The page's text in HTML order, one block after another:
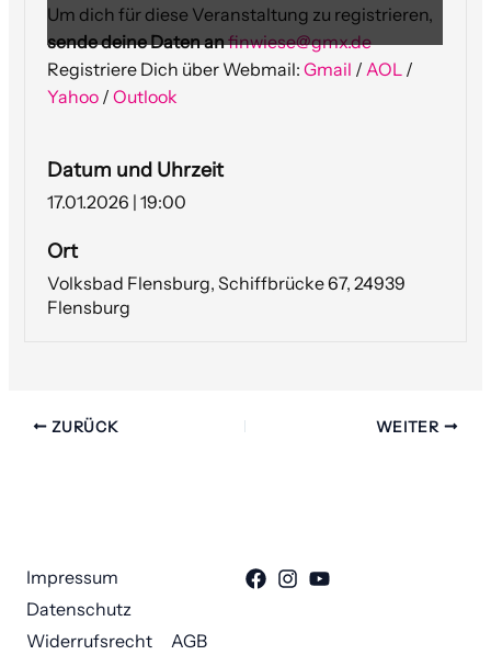
Um dich für diese Veranstaltung zu registrieren,
sende deine Daten anfinwiese@gmx.de
Registriere Dich über Webmail:Gmail /AOL /
Yahoo /Outlook
Datum und Uhrzeit
17.01.2026 | 19:00
Ort
Volksbad Flensburg, Schiffbrücke 67, 24939
Flensburg
ZURÜCK WEITER
Impressum
Datenschutz
Widerrufsrecht
AGB